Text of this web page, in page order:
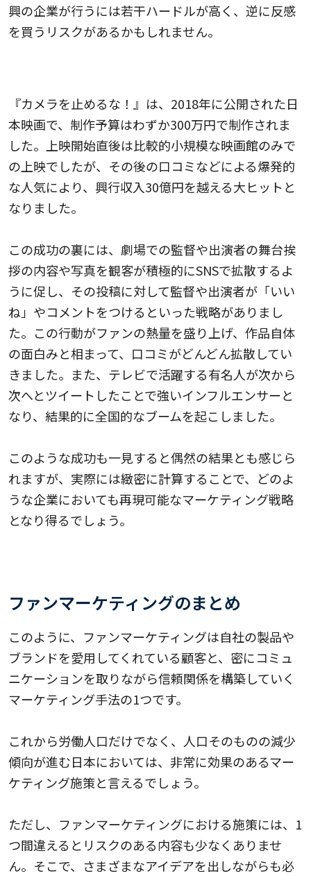
興の企業が行うには若干ハードルが高く、逆に反感
を買うリスクがあるかもしれません。
『カメラを止めるな！』は、2018年に公開された日
本映画で、制作予算はわずか300万円で制作されま
した。上映開始直後は比較的小規模な映画館のみで
の上映でしたが、その後の口コミなどによる爆発的
な人気により、興行収入30億円を越える大ヒットと
なりました。
この成功の裏には、劇場での監督や出演者の舞台挨
拶の内容や写真を観客が積極的にSNSで拡散するよ
うに促し、その投稿に対して監督や出演者が「いい
ね」やコメントをつけるといった戦略がありまし
た。この行動がファンの熱量を盛り上げ、作品自体
の面白みと相まって、口コミがどんどん拡散してい
きました。また、テレビで活躍する有名人が次から
次へとツイートしたことで強いインフルエンサーと
なり、結果的に全国的なブームを起こしました。
このような成功も一見すると偶然の結果とも感じら
れますが、実際には緻密に計算することで、どのよ
うな企業においても再現可能なマーケティング戦略
となり得るでしょう。
ファンマーケティングのまとめ
このように、ファンマーケティングは自社の製品や
ブランドを愛用してくれている顧客と、密にコミュ
ニケーションを取りながら信頼関係を構築していく
マーケティング手法の1つです。
これから労働人口だけでなく、人口そのものの減少
傾向が進む日本においては、非常に効果のあるマー
ケティング施策と言えるでしょう。
ただし、ファンマーケティングにおける施策には、1
つ間違えるとリスクのある内容も少なくありませ
ん。そこで、さまざまなアイデアを出しながらも必